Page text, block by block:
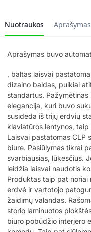
Nuotraukos Aprašymas
Aprašymas buvo
, baltas laisvai
dizaino baldas, puikiai
standartus. Pažymėtinas
elegancija, kuri buvo
susideda iš trijų erdvių
klaviatūros lentynos,
Laisvai pastatomas CLP
biure. Pasiūlymas tikrai
svarbiausias, lūkesčius.
leidžia laisvai naudotis
Produktas taip pat noriai
erdvė ir vartotojo
žaidimų valandas.
storio laminuotos
biuro pobūdžio interjero